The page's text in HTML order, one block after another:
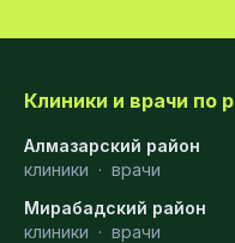
Клиники и врачи по
Алмазарский район
клиники · врачи
Мирабадский район
клиники · врачи